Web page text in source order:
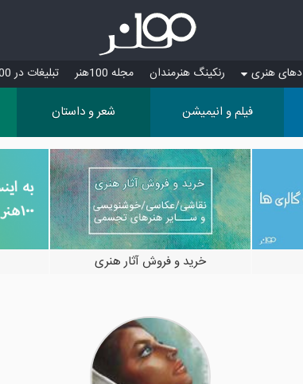
هنری رنکینگ هنرمندان مجله 100هنر تبلیغات در 100هنر
فیلم و انیمیشن شعر و داستان
خرید و فروش آثار هنری